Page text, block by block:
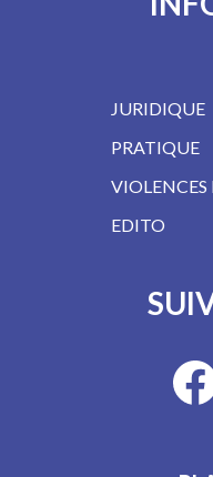
JURIDIQUE
PRATIQUE
VIOLENCES
EDITO